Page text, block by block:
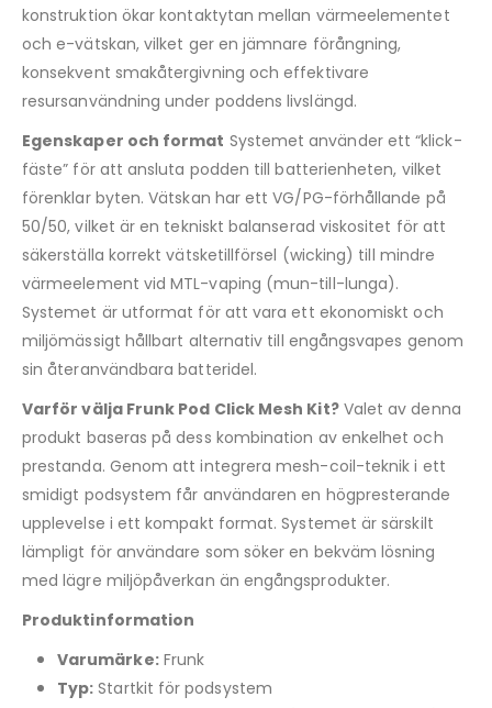
konstruktion ökar kontaktytan mellan värmeelementet
och e-vätskan, vilket ger en jämnare förångning,
konsekvent smakåtergivning och effektivare
resursanvändning under poddens livslängd.
Egenskaper och format Systemet använder ett “klick-
fäste” för att ansluta podden till batterienheten, vilket
förenklar byten. Vätskan har ett VG/PG-förhållande på
50/50, vilket är en tekniskt balanserad viskositet för att
säkerställa korrekt vätsketillförsel (wicking) till mindre
värmeelement vid MTL-vaping (mun-till-lunga).
Systemet är utformat för att vara ett ekonomiskt och
miljömässigt hållbart alternativ till engångsvapes genom
sin återanvändbara batteridel.
Varför välja Frunk Pod Click Mesh Kit?Valet av denna
produkt baseras på dess kombination av enkelhet och
prestanda. Genom att integrera mesh-coil-teknik i ett
smidigt podsystem får användaren en högpresterande
upplevelse i ett kompakt format. Systemet är särskilt
lämpligt för användare som söker en bekväm lösning
med lägre miljöpåverkan än engångsprodukter.
Produktinformation
Varumärke:Frunk
Typ: Startkit för podsystem